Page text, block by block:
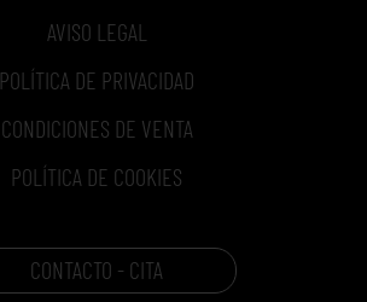
AVISO LEGAL
POLÍTICA DE PRIVACIDAD
CONDICIONES DE VENTA
POLÍTICA DE COOKIES
CONTACTO - CITA